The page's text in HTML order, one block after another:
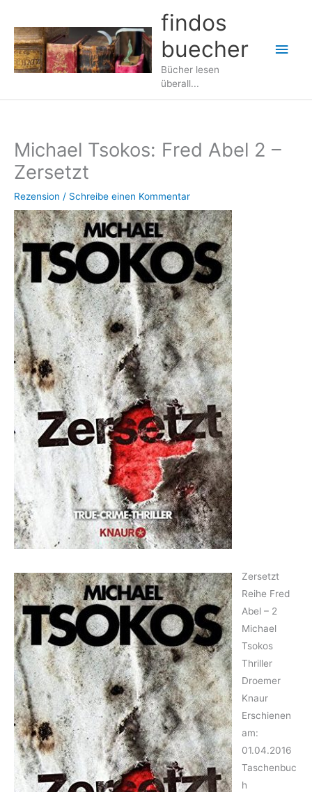
Inhalt
springen
findos
buecher
Bücher lesen
überall...
Michael Tsokos: Fred Abel 2 –
Zersetzt
Rezension / Schreibe einen Kommentar
Zersetzt
Reihe Fred
Abel – 2
Michael
Tsokos
Thriller
Droemer
Knaur
Erschienen
am:
01.04.2016
Taschenbuc
h